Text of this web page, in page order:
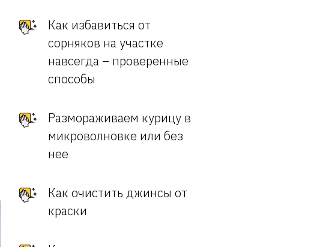
Как избавиться от
сорняков на участке
навсегда – проверенные
способы
Размораживаем курицу в
микроволновке или без
нее
Как очистить джинсы от
краски